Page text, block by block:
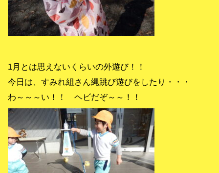
1月とは思えないくらいの外遊び！！
今日は、すみれ組さん縄跳び遊びをしたり・・・
わ～～～い！！ ヘビだぞ～～！！